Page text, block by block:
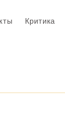
Критика